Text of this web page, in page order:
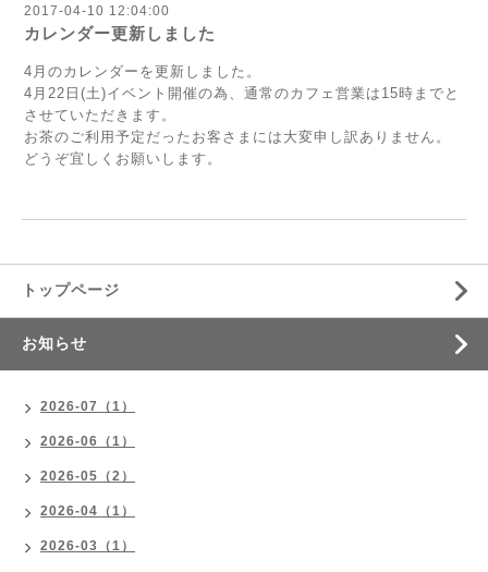
2017-04-10 12:04:00
カレンダー更新しました
4月のカレンダーを更新しました。
4月22日(土)イベント開催の為、通常のカフェ営業は15時までと
させていただきます。
お茶のご利用予定だったお客さまには大変申し訳ありません。
どうぞ宜しくお願いします。
トップページ
お知らせ
2026-07（1）
2026-06（1）
2026-05（2）
2026-04（1）
2026-03（1）